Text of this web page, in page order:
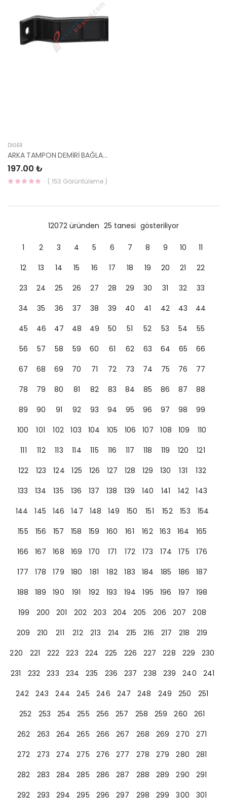
DIĞER
ARKA TAMPON DEMİRİ BAĞLANTI BRAKETİ SAĞ ALT 86686-3X100-HMC
197.00 ₺
( 153 Görüntüleme )
12072 üründen 25 tanesi gösteriliyor
1 2 3 4 5 6 7 8 9 10
11
12
13 14 15 16 17 18 19 20 21
22
23
24 25 26 27 28 29 30 31 32
33
34
35 36 37 38 39 40 41 42 43
44
45
46 47 48 49 50 51 52 53 54
55
56
57 58 59 60 61 62 63 64 65
66
67
68 69 70 71 72 73 74 75 76
77
78
79 80 81 82 83 84 85 86 87
88
89
90 91 92 93 94 95 96 97 98
99
100
101 102 103 104 105 106 107 108 109
110
111
112 113 114 115 116 117 118 119 120
121
122
123 124 125 126 127 128 129 130 131
132
133
134 135 136 137 138 139 140 141 142
143
144
145 146 147 148 149 150 151 152 153
154
155
156 157 158 159 160 161 162 163 164
165
166
167 168 169 170 171 172 173 174 175
176
177
178 179 180 181 182 183 184 185 186
187
188
189 190 191 192 193 194 195 196 197
198
199
200 201 202 203 204 205 206 207
208
209
210 211 212 213 214 215 216 217 218
219
220
221 222 223 224 225 226 227 228 229
230
231
232 233 234 235 236 237 238 239 240
241
242
243 244 245 246 247 248 249 250
251
252
253 254 255 256 257 258 259 260
261
262
263 264 265 266 267 268 269 270
271
272
273 274 275 276 277 278 279 280
281
282
283 284 285 286 287 288 289 290
291
292
293 294 295 296 297 298 299 300 301